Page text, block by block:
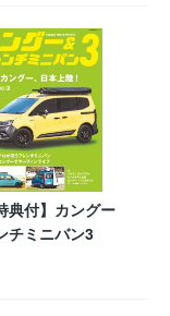
典付】カングー
チミニバン3